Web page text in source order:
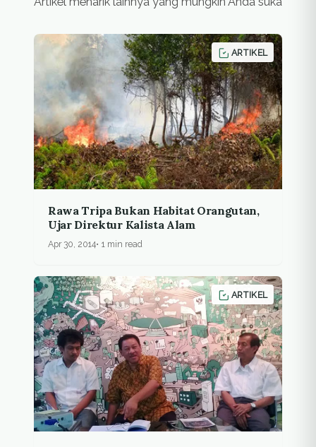
ARTIKEL
Rawa Tripa Bukan Habitat Orangutan,
Ujar Direktur Kalista Alam
Apr 30, 2014 1 min read
ARTIKEL